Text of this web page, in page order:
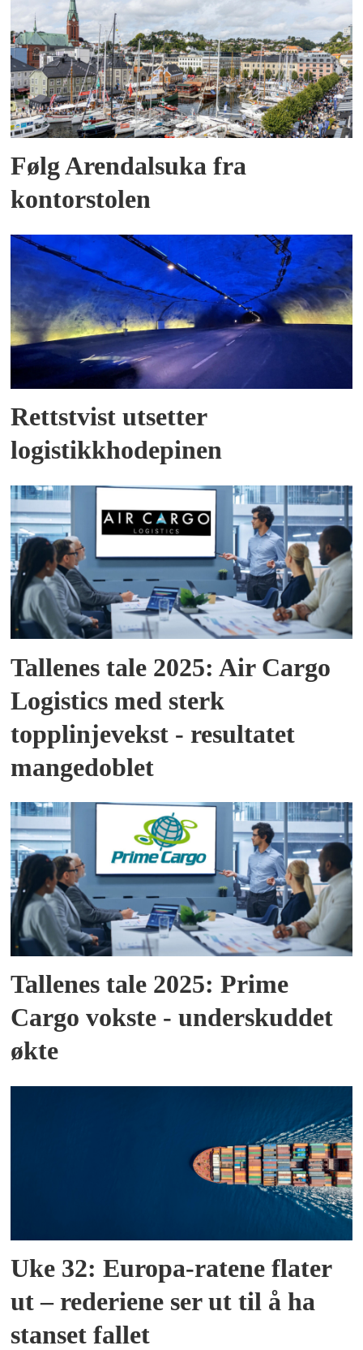
Følg Arendalsuka fra
kontorstolen
Rettstvist utsetter
logistikkhodepinen
Tallenes tale 2025: Air Cargo
Logistics med sterk
topplinjevekst - resultatet
mangedoblet
Tallenes tale 2025: Prime
Cargo vokste - underskuddet
økte
Uke 32: Europa-ratene flater
ut – rederiene ser ut til å ha
stanset fallet